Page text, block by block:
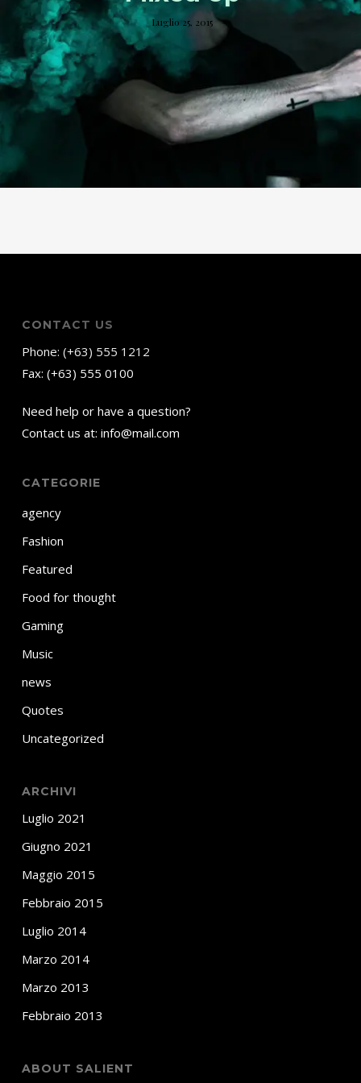
Luglio 25, 2015
CONTACT US
Phone: (+63) 555 1212
Fax: (+63) 555 0100
Need help or have a question?
Contact us at: info@mail.com
CATEGORIE
agency
Fashion
Featured
Food for thought
Gaming
Music
news
Quotes
Uncategorized
ARCHIVI
Luglio 2021
Giugno 2021
Maggio 2015
Febbraio 2015
Luglio 2014
Marzo 2014
Marzo 2013
Febbraio 2013
ABOUT SALIENT